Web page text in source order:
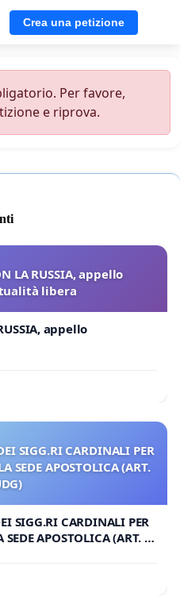
Crea una petizione
Per favore,
e riprova.
LA RUSSIA, appello
libera
appello
SIGG.RI CARDINALI PER
SEDE APOSTOLICA (ART.
SIGG.RI CARDINALI PER
APOSTOLICA (ART. 3